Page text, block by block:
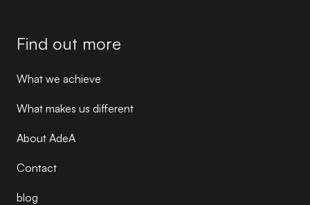
Find out more
What we achieve
What makes us different
About AdeA
Contact
blog